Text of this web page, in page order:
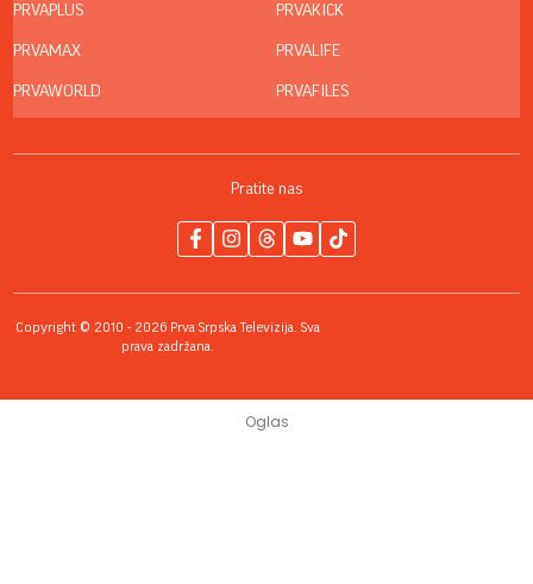
PRVAPLUS
PRVAMAX
PRVAWORLD
PRVAKICK
PRVALIFE
PRVAFILES
Pratite nas
Copyright © 2010 - 2026 Prva Srpska Televizija. Sva
prava zadržana.